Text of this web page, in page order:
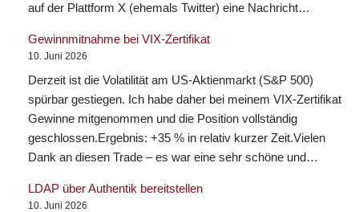
auf der Plattform X (ehemals Twitter) eine Nachricht…
Gewinnmitnahme bei VIX-Zertifikat
10. Juni 2026
Derzeit ist die Volatilität am US-Aktienmarkt (S&P 500)
spürbar gestiegen. Ich habe daher bei meinem VIX-Zertifikat
Gewinne mitgenommen und die Position vollständig
geschlossen.Ergebnis: +35 % in relativ kurzer Zeit.Vielen
Dank an diesen Trade – es war eine sehr schöne und…
LDAP über Authentik bereitstellen
10. Juni 2026